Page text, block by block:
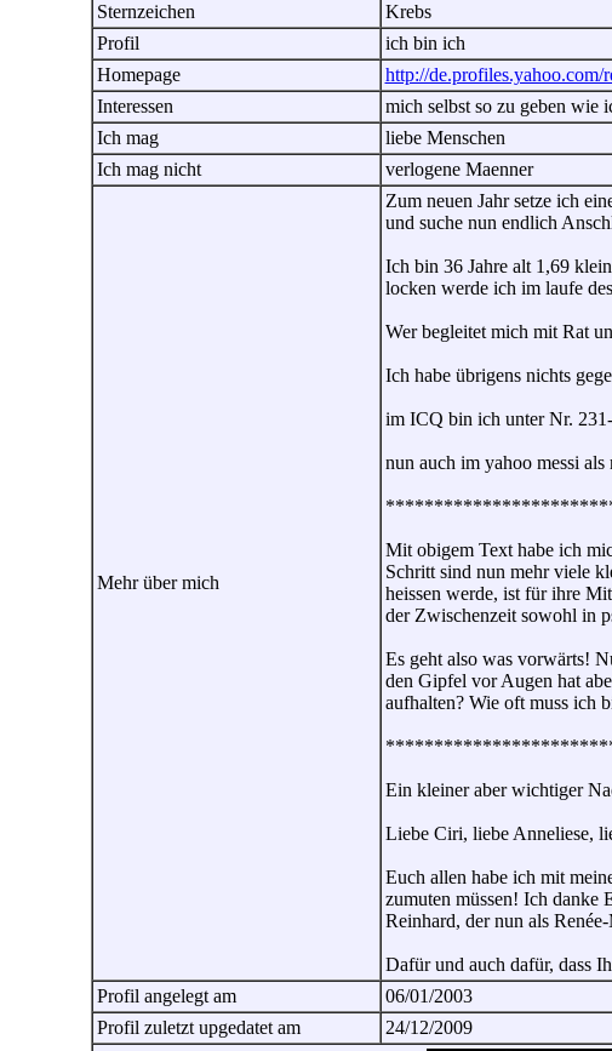
Sternzeichen
Krebs
Profil
ich bin ich
Homepage
http://de.profiles.yahoo.com/
Interessen
mich selbst so zu geben wie
Ich mag
liebe Menschen
Ich mag nicht
verlogene Maenner
Mehr über mich
Zum neuen Jahr setze ich
und suche nun endlich
Ich bin 36 Jahre alt 1,69
locken werde ich im laufe
Wer begleitet mich mit Rat
Ich habe übrigens nichts
im ICQ bin ich unter Nr.
nun auch im yahoo messi als
Mit obigem Text habe ich
Schritt sind nun mehr viele
heissen werde, ist für ihre
der Zwischenzeit sowohl in
Es geht also was vorwärts!
den Gipfel vor Augen hat
aufhalten? Wie oft muss ich
Ein kleiner aber wichtiger
Liebe Ciri, liebe Anneliese,
Euch allen habe ich mit
zumuten müssen! Ich danke
Reinhard, der nun als
Dafür und auch dafür, dass
Profil angelegt am
06/01/2003
Profil zuletzt upgedatet am
24/12/2009